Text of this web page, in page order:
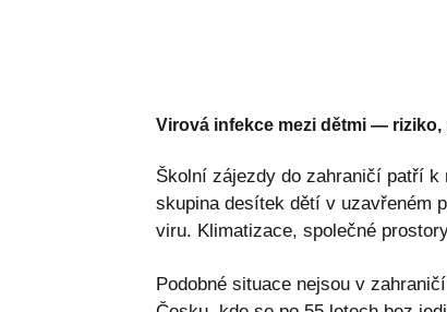
Virová infekce mezi dětmi — riziko,
Školní zájezdy do zahraničí patří
skupina desítek dětí v uzavřeném
viru. Klimatizace, společné
Podobné situace nejsou v